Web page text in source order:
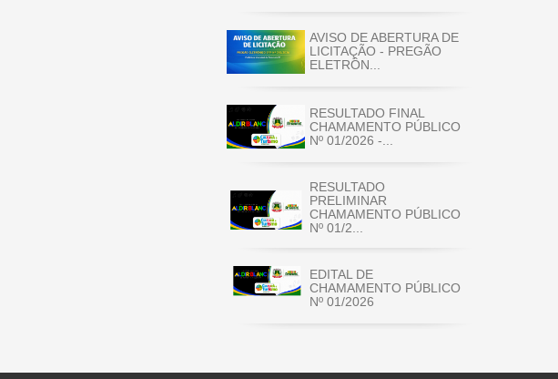
AVISO DE ABERTURA DE
LICITAÇÃO - PREGÃO
ELETRÔN...
RESULTADO FINAL
CHAMAMENTO PÚBLICO
Nº 01/2026 -...
RESULTADO
PRELIMINAR
CHAMAMENTO PÚBLICO
Nº 01/2...
EDITAL DE
CHAMAMENTO PÚBLICO
Nº 01/2026